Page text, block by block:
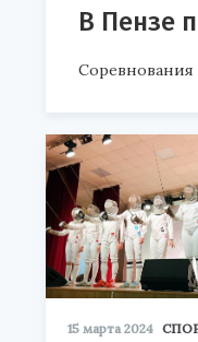
В Пензе
Соревнования
15 марта 2024